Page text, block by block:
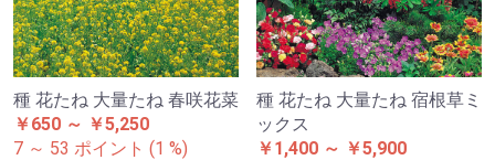
種 花たね 大量たね 春咲花菜
￥650 ～ ￥5,250
7 ～ 53 ポイント (1 %)
種 花たね 大量たね 宿根草ミ
ックス
￥1,400 ～ ￥5,900